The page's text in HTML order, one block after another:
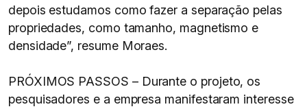
depois estudamos como fazer a separação pelas
propriedades, como tamanho, magnetismo e
densidade”, resume Moraes.
PRÓXIMOS PASSOS – Durante o projeto, os
pesquisadores e a empresa manifestaram interesse